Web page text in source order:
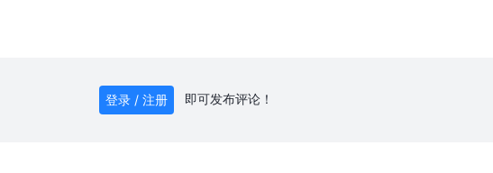
登录 / 注册 即可发布评论！